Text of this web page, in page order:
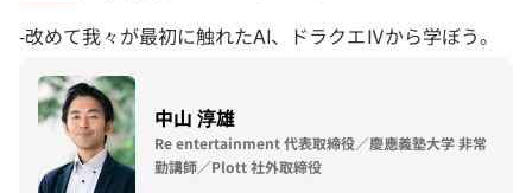
-改めて我々が最初に触れたAI、ドラクエⅣから学ぼう。
中山 淳雄
Re entertainment 代表取締役／慶應義塾大学 非常
勤講師／Plott 社外取締役